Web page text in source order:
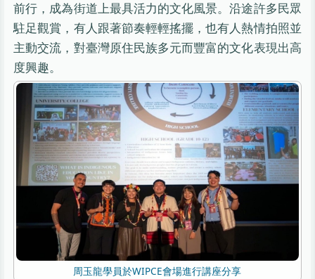
前行，成為街道上最具活力的文化風景。沿途許多民眾
駐足觀賞，有人跟著節奏輕輕搖擺，也有人熱情拍照並
主動交流，對臺灣原住民族多元而豐富的文化表現出高
度興趣。
周玉龍學員於WIPCE會場進行講座分享